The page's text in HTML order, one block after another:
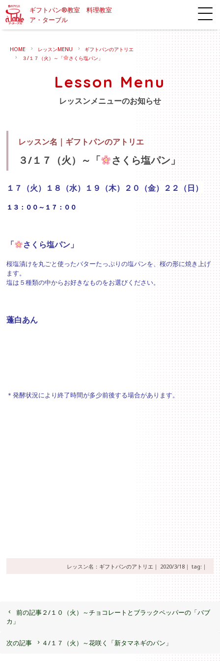
ギフトパン®教室 料理教室
ア・ターブル
HOME レッスンMENU
ギフトパンのアトリエ
３/１７（火）～「
さくら塩パン」
Lesson Menu
レッスンメニューのお知らせ
レッスン名｜ ギフトパンのアトリエ
３/１７（火）～「 さくら塩パン」
１７（火）１８（水）１９（木）２０（金）２２（日）
１３ ：００～１７：００
「 さくら塩パン」
桜塩漬けを丸ごと使ったバターたっぷりの塩パンを、桜の形に焼き上げ
ます。
塩は５種類の中からお好きなものをお選びください。
蓬白あん
＊発酵状況により終了時間が多少前後する場合があります。
レッスン名： ギフトパンのアトリエ ｜ 2020/3/18｜ tag:｜
前の記事２/１０（火）～チョコレートとブラックペッパーの「バブ
カ」
次の記事 ４/１７（火）～花咲く「新タマネギのパン」